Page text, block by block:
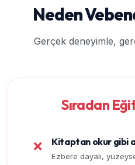
Neden
Gerçek deneyimle,
Sıradan
❌ Kitaptan okur gibi
Ezbere dayalı,